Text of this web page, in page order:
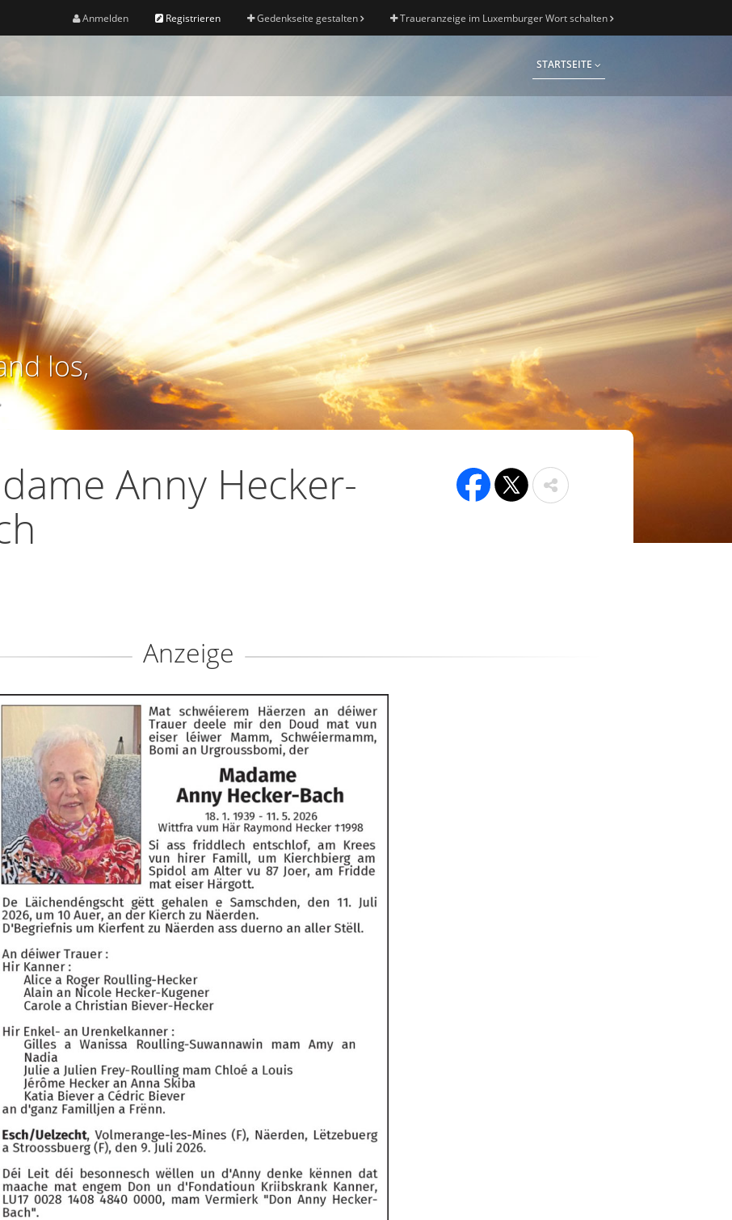
Anmelden Registrieren Gedenkseite gestalten Traueranzeige im Luxemburger Wort schalten
STARTSEITE
los,
Anny Hecker-
Anzeige